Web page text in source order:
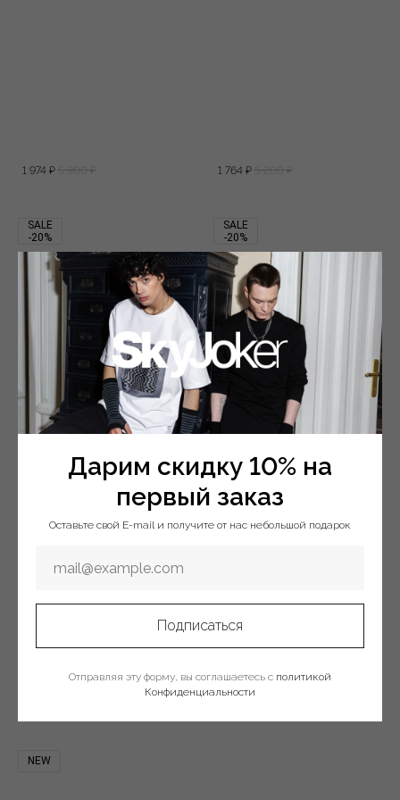
Дарим скидку 10% на
первый заказ
Оставьте свой E-mail и получите от нас небольшой подарок
Подписаться
Отправляя эту форму, вы соглашаетесь с политикой
Конфиденциальности
1 974 ₽ 5 900 ₽ 1 764 ₽ 5 200 ₽
SALE
-20%
2 160 ₽ 4 500 ₽
SALE
-20%
1 512 ₽ 4 500 ₽
NEW
NEW